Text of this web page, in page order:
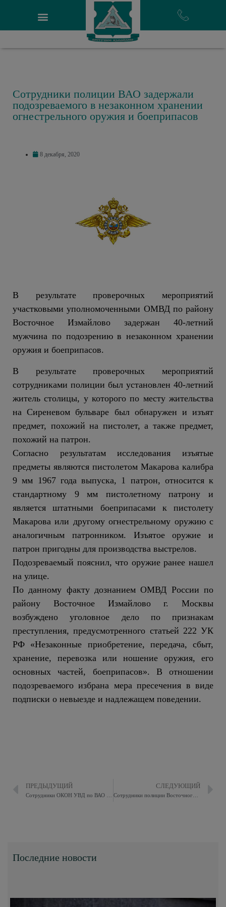
Сотрудники полиции ВАО задержали
подозреваемого в незаконном хранении
огнестрельного оружия и боеприпасов
8 декабря, 2020
В результате проверочных мероприятий
участковыми уполномоченными ОМВД по району
Восточное Измайлово задержан 40-летний
мужчина по подозрению в незаконном хранении
оружия и боеприпасов.
В результате проверочных мероприятий
сотрудниками полиции был установлен 40-летний
житель столицы, у которого по месту жительства
на Сиреневом бульваре был обнаружен и изъят
предмет, похожий на пистолет, а также предмет,
похожий на патрон.
Согласно результатам исследования изъятые
предметы являются пистолетом Макарова калибра
9 мм 1967 года выпуска, 1 патрон, относится к
стандартному 9 мм пистолетному патрону и
является штатными боеприпасами к пистолету
Макарова или другому огнестрельному оружию с
аналогичным патронником. Изъятое оружие и
патрон пригодны для производства выстрелов.
Подозреваемый пояснил, что оружие ранее нашел
на улице.
По данному факту дознанием ОМВД России по
району Восточное Измайлово г. Москвы
возбуждено уголовное дело по признакам
преступления, предусмотренного статьей 222 УК
РФ «Незаконные приобретение, передача, сбыт,
хранение, перевозка или ношение оружия, его
основных частей, боеприпасов». В отношении
подозреваемого избрана мера пресечения в виде
подписки о невыезде и надлежащем поведении.
ПРЕДЫДУЩИЙ СЛЕДУЮЩИЙ
Последние новости